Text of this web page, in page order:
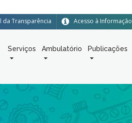
Acesso à Informação
da Transparência
Serviços Ambulatório Publicações